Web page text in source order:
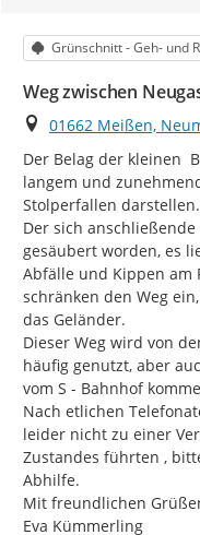
Kategorie
Grünschnitt - Geh- und
Weg zwischen
Ort
01662 Meißen,
Der Belag der kleinen
langem und
Stolperfallen
Der sich
gesäubert worden, es
Abfälle und Kippen am
schränken den Weg
das Geländer.
Dieser Weg wird von
häufig genutzt, aber
vom S - Bahnhof
Nach etlichen
leider nicht zu einer
Zustandes führten ,
Abhilfe.
Mit freundlichen
Eva Kümmerling